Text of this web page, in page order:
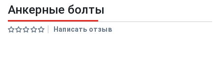
Анкерные болты
Написать отзыв